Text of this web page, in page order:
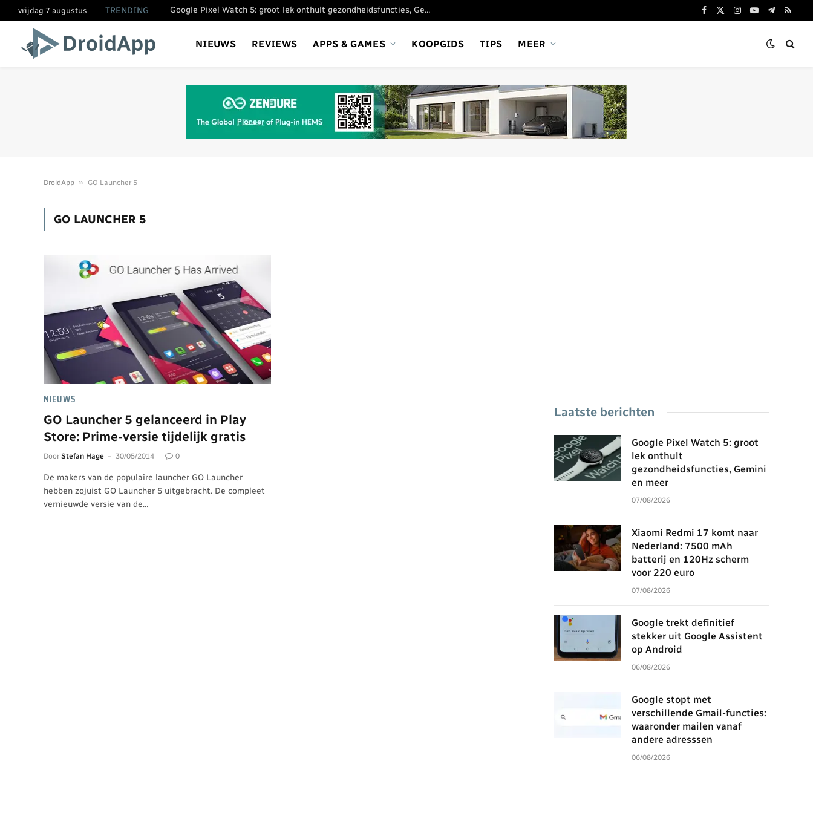
vrijdag 7 augustus TRENDING Google Pixel Watch 5: groot lek onthult gezondheidsfuncties, Gemini en meer
Facebook
X
Instagram
YouTube
Telegram
RSS
NIEUWS REVIEWS APPS & GAMES KOOPGIDS TIPS MEER
DroidApp » GO Launcher 5
GO LAUNCHER 5
NIEUWS
GO Launcher 5 gelanceerd in Play
Store: Prime-versie tijdelijk gratis
Door Stefan Hage 30/05/2014 0
De makers van de populaire launcher GO Launcher
hebben zojuist GO Launcher 5 uitgebracht. De compleet
vernieuwde versie van de…
Laatste berichten
Google Pixel Watch 5: groot
lek onthult
gezondheidsfuncties, Gemini
en meer
07/08/2026
Xiaomi Redmi 17 komt naar
Nederland: 7500 mAh
batterij en 120Hz scherm
voor 220 euro
07/08/2026
Google trekt definitief
stekker uit Google Assistent
op Android
06/08/2026
Google stopt met
verschillende Gmail-functies:
waaronder mailen vanaf
andere adresssen
06/08/2026